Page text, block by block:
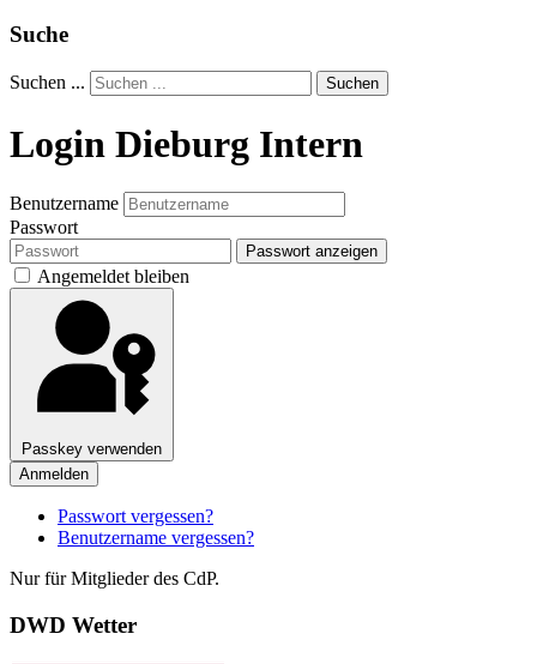
Suche
Suchen ... Suchen
Login Dieburg Intern
Benutzername
Passwort
Passwort anzeigen
Angemeldet bleiben
Passkey verwenden
Anmelden
Passwort vergessen?
Benutzername vergessen?
Nur für Mitglieder des CdP.
DWD Wetter